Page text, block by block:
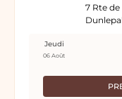
7 Rte
Jeudi
06 Août